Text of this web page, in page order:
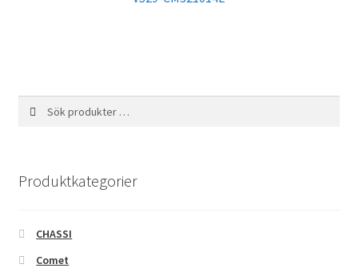
Produktkategorier
CHASSI
Comet